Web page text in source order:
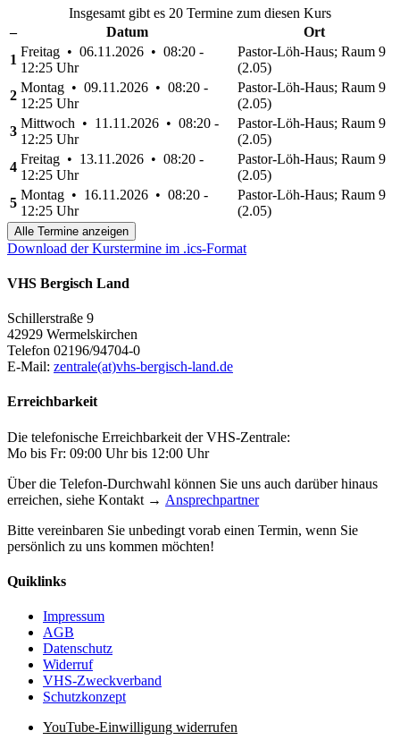
Insgesamt gibt es 20 Termine zum diesen Kurs
–
Datum
Ort
1
Freitag • 06.11.2026 • 08:20 -
12:25 Uhr
Pastor-Löh-Haus; Raum 9
(2.05)
2
Montag • 09.11.2026 • 08:20 -
12:25 Uhr
Pastor-Löh-Haus; Raum 9
(2.05)
3
Mittwoch • 11.11.2026 • 08:20 -
12:25 Uhr
Pastor-Löh-Haus; Raum 9
(2.05)
4
Freitag • 13.11.2026 • 08:20 -
12:25 Uhr
Pastor-Löh-Haus; Raum 9
(2.05)
5
Montag • 16.11.2026 • 08:20 -
12:25 Uhr
Pastor-Löh-Haus; Raum 9
(2.05)
Alle Termine anzeigen
Download der Kurstermine im .ics-Format
VHS Bergisch Land
Schillerstraße 9
42929 Wermelskirchen
Telefon 02196/94704-0
E-Mail: zentrale(at)vhs-bergisch-land.de
Erreichbarkeit
Die telefonische Erreichbarkeit der VHS-Zentrale:
Mo bis Fr: 09:00 Uhr bis 12:00 Uhr
Über die Telefon-Durchwahl können Sie uns auch darüber hinaus
erreichen, siehe Kontakt → Ansprechpartner
Bitte vereinbaren Sie unbedingt vorab einen Termin, wenn Sie
persönlich zu uns kommen möchten!
Quiklinks
Impressum
AGB
Datenschutz
Widerruf
VHS-Zweckverband
Schutzkonzept
YouTube-Einwilligung widerrufen